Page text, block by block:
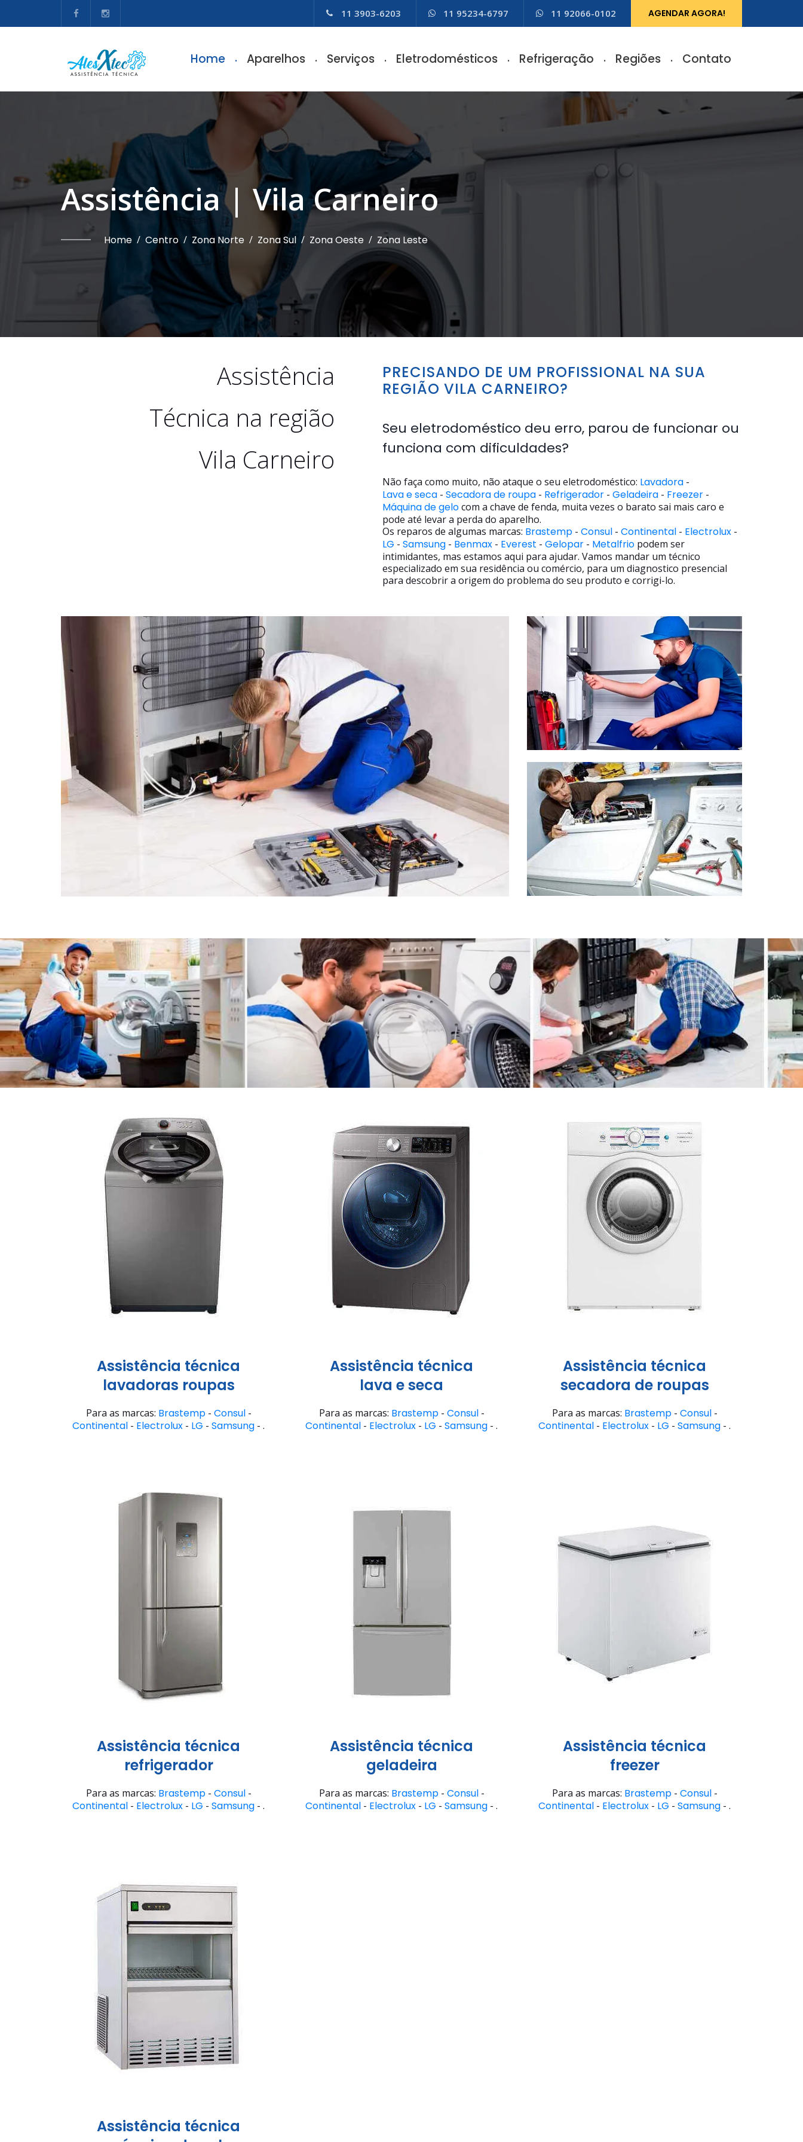
11 3903-6203 11 95234-6797 11 92066-0102 AGENDAR AGORA!
Home Aparelhos Serviços Eletrodomésticos Refrigeração Regiões Contato
Assistência | Vila Carneiro
Home / Centro / Zona Norte / Zona Sul / Zona Oeste / Zona Leste
Assistência
Técnica na região
Vila Carneiro
PRECISANDO DE UM PROFISSIONAL NA SUA
REGIÃO VILA CARNEIRO?
Seu eletrodoméstico deu erro, parou de funcionar ou
funciona com dificuldades?
Não faça como muito, não ataque o seu eletrodoméstico: Lavadora-
Lava e seca- Secadora de roupa- Refrigerador- Geladeira- Freezer-
Máquina de gelocom a chave de fenda, muita vezes o barato sai mais caro e
pode até levar a perda do aparelho.
Os reparos de algumas marcas: Brastemp- Consul- Continental- Electrolux-
LG - Samsung- Benmax- Everest - Gelopar- Metalfriopodem ser
intimidantes, mas estamos aqui para ajudar. Vamos mandar um técnico
especializado em sua residência ou comércio, para um diagnostico presencial
para descobrir a origem do problema do seu produto e corrigi-lo.
Assistência técnica
lavadoras roupas
Para as marcas: Brastemp- Consul-
Continental - Electrolux - LG - Samsung - .
Assistência técnica
lava e seca
Para as marcas: Brastemp- Consul-
Continental - Electrolux - LG - Samsung - .
Assistência técnica
secadora de roupas
Para as marcas: Brastemp- Consul-
Continental - Electrolux - LG - Samsung - .
Assistência técnica
refrigerador
Para as marcas: Brastemp- Consul-
Continental - Electrolux - LG - Samsung - .
Assistência técnica
geladeira
Para as marcas: Brastemp- Consul-
Continental - Electrolux - LG - Samsung - .
Assistência técnica
freezer
Para as marcas: Brastemp- Consul-
Continental - Electrolux - LG - Samsung - .
Assistência técnica